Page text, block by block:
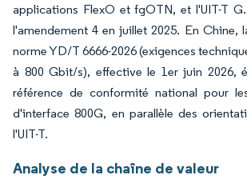
applications FlexO et fgOTN, et l'UIT-T
l'amendement 4 en juillet 2025. En Chine,
norme YD/T 6666-2026 (exigences
à 800 Gbit/s), effective le 1er juin 2026,
référence de conformité national pour
d'interface 800G, en parallèle des
l'UIT-T.
Analyse de la chaîne de valeur